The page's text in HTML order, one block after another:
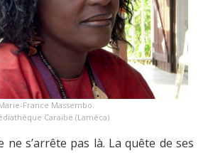
France Massembo.
Caraïbe (Laméca)
ne s’arrête pas là. La quête de ses